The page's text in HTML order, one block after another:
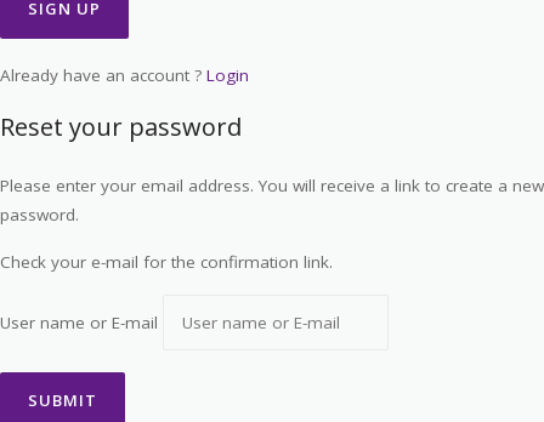
Already have an account ? Login
Reset your password
Please enter your email address. You will receive a link to create a new
password.
Check your e-mail for the confirmation link.
User name or E-mail